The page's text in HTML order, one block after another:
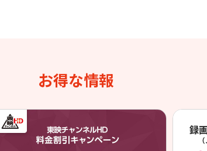
お得な情報